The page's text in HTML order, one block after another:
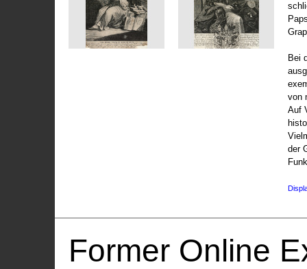
Bei
von
Auf
der
Former Online